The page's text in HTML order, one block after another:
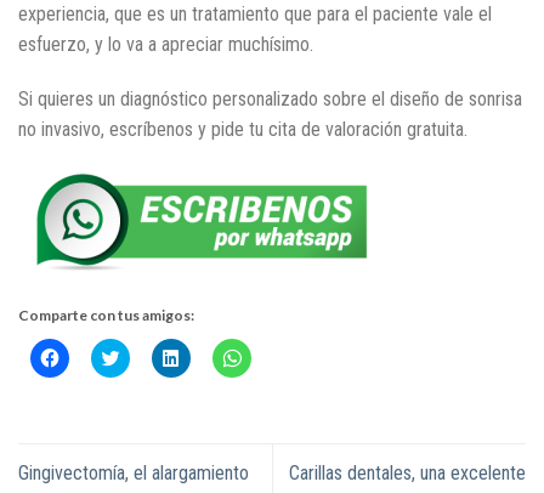
experiencia, que es un tratamiento que para el paciente vale el
esfuerzo, y lo va a apreciar muchísimo.
Si quieres un diagnóstico personalizado sobre el diseño de sonrisa
no invasivo, escríbenos y pide tu cita de valoración gratuita.
Comparte con tus amigos:
Haz
clic
abre
en
Haz
clic
abre
en
Haz
clic
abre
en
Haz
clic
abre
en
Gingivectomía, el alargamiento
Carillas dentales, una excelente